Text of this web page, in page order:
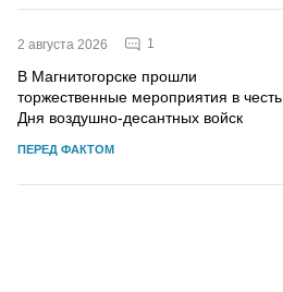
2 августа 2026 1
В Магнитогорске прошли
торжественные мероприятия в честь
Дня воздушно-десантных войск
ПЕРЕД ФАКТОМ